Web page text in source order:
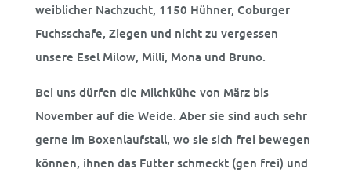
weiblicher Nachzucht, 1150 Hühner, Coburger
Fuchsschafe, Ziegen und nicht zu vergessen
unsere Esel Milow, Milli, Mona und Bruno.
Bei uns dürfen die Milchkühe von März bis
November auf die Weide. Aber sie sind auch sehr
gerne im Boxenlaufstall, wo sie sich frei bewegen
können, ihnen das Futter schmeckt (gen frei) und